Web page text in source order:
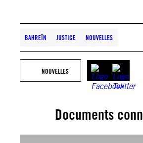
BAHREÏN JUSTICE NOUVELLES
NOUVELLES
Documents